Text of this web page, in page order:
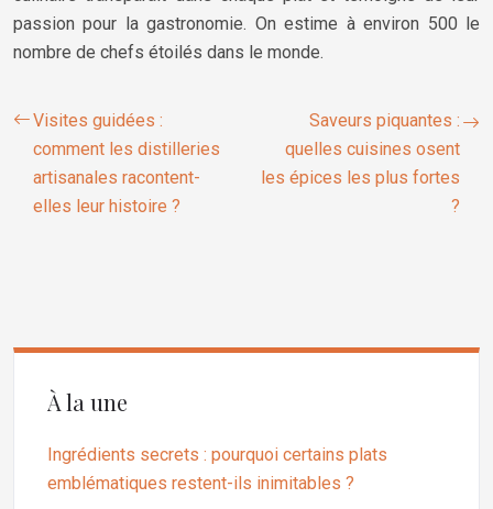
passion pour la gastronomie. On estime à environ 500 le
nombre de chefs étoilés dans le monde.
Visites guidées :
comment les distilleries
artisanales racontent-
elles leur histoire ?
Saveurs piquantes :
quelles cuisines osent
les épices les plus fortes
?
À la une
Ingrédients secrets : pourquoi certains plats
emblématiques restent-ils inimitables ?